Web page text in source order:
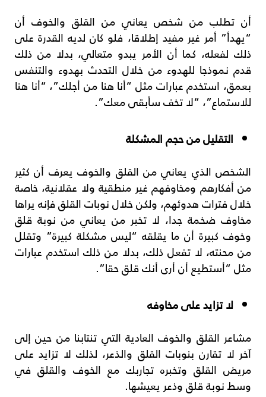
أن تطلب من شخص يعاني من القلق والخوف أن
“يهدأ” أمر غير مفيد إطلاقا، فلو كان لديه القدرة على
ذلك لفعله، كما أن الأمر يبدو متعالي، بدلا من ذلك
قدم نموذجا للهدوء من خلال التحدث بهدوء والتنفس
بعمق، استخدم عبارات مثل “أنا هنا من أجلك”، “أنا هنا
للاستماع”، “لا تخف سأبقى معك”.
التقليل من حجم المشكلة
الشخص الذي يعاني من القلق والخوف يعرف أن كثير
من أفكارهم ومخاوفهم غير منطقية ولا عقلانية، خاصة
خلال فترات هدوئهم، ولكن خلال نوبات القلق فإنه يراها
مخاوف ضخمة جدا، لا تخبر من يعاني من نوبة قلق
وخوف كبيرة أن ما يقلقه “ليس مشكلة كبيرة” وتقلل
من محنته، لا تفعل ذلك، بدلا من ذلك استخدم عبارات
مثل “أستطيع أن أرى أنك قلق حقا”.
لا تزايد على مخاوفه
مشاعر القلق والخوف العادية التي تنتابنا من حين إلى
آخر لا تقارن بنوبات القلق والذعر، لذلك لا تزايد على
مريض القلق وتخبره تجاربك مع الخوف والقلق في
وسط نوبة قلق وذعر يعيشها.